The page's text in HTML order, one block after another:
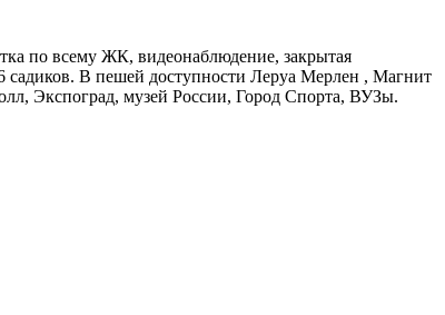
по всему ЖК, видеонаблюдение, закрытая
садиков. В пешей доступности Леруа Мерлен , Магнит
Экспоград, музей России, Город Спорта, ВУЗы.